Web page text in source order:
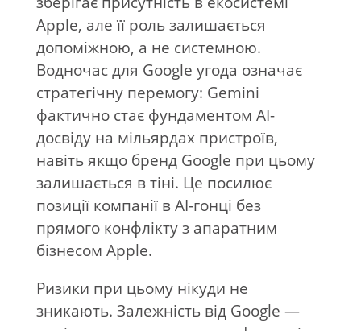
Apple, але її роль залишається
допоміжною, а не системною.
Водночас для Google угода означає
стратегічну перемогу: Gemini
фактично стає фундаментом AI-
досвіду на мільярдах пристроїв,
навіть якщо бренд Google при цьому
залишається в тіні. Це посилює
позиції компанії в AI-гонці без
прямого конфлікту з апаратним
бізнесом Apple.
Ризики при цьому нікуди не
зникають. Залежність від Google —